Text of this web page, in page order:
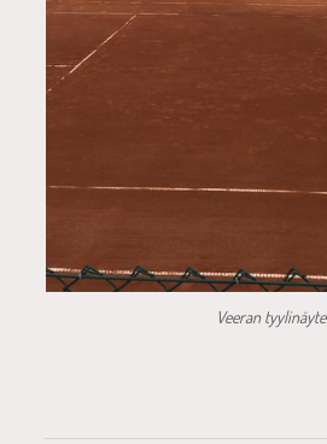
Veeran tyylinäyte